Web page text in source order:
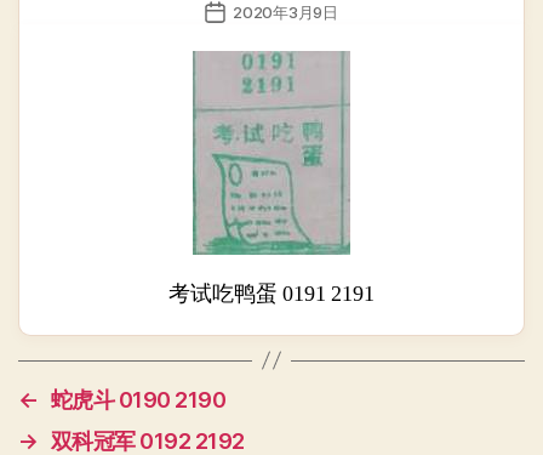
发
日
2020年3月9日
考试吃鸭蛋 0191 2191
← 蛇虎斗 0190 2190
→ 双科冠军 0192 2192